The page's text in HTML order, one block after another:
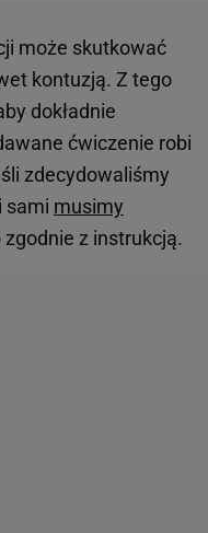
może skutkować
kontuzją. Z tego
dokładnie
ćwiczenie robi
zdecydowaliśmy
sami musimy
z instrukcją.